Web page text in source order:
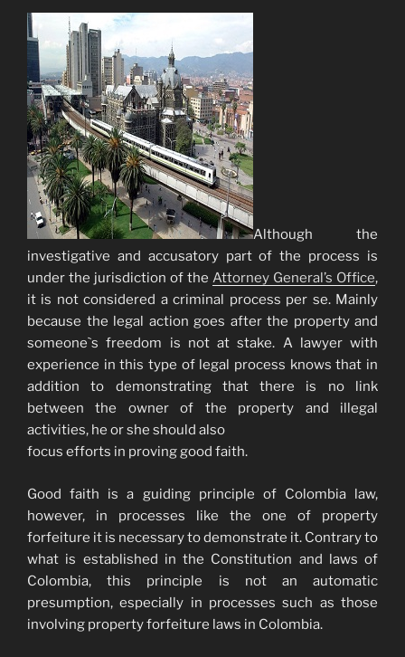
Although the
investigative and accusatory part of the process is
under the jurisdiction of the Attorney General’s Office,
it is not considered a criminal process per se. Mainly
because the legal action goes after the property and
someone`s freedom is not at stake. A lawyer with
experience in this type of legal process knows that in
addition to demonstrating that there is no link
between the owner of the property and illegal
activities, he or she should also
focus efforts in proving good faith.
Good faith is a guiding principle of Colombia law,
however, in processes like the one of property
forfeiture it is necessary to demonstrate it. Contrary to
what is established in the Constitution and laws of
Colombia, this principle is not an automatic
presumption, especially in processes such as those
involving property forfeiture laws in Colombia.